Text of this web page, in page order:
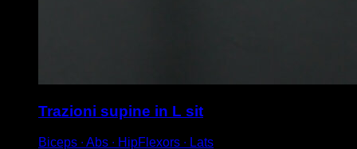
Trazioni supine in L sit
Biceps ∙ Abs ∙ HipFlexors ∙ Lats